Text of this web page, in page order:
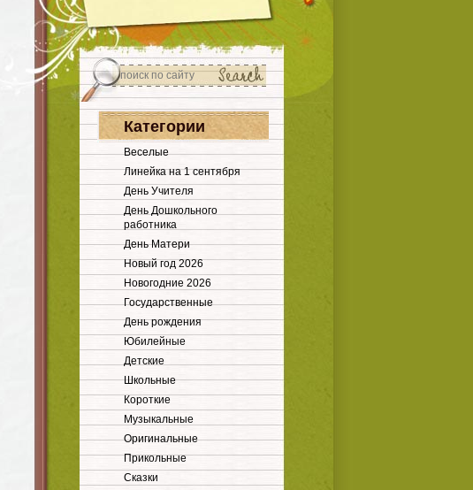
Категории
Веселые
Линейка на 1 сентября
День Учителя
День Дошкольного
работника
День Матери
Новый год 2026
Новогодние 2026
Государственные
День рождения
Юбилейные
Детские
Школьные
Короткие
Музыкальные
Оригинальные
Прикольные
Сказки